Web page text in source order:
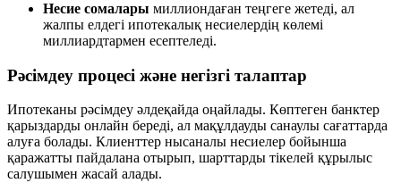
Несие сомалары миллиондаған теңгеге жетеді, ал
жалпы елдегі ипотекалық несиелердің көлемі
миллиардтармен есептеледі.
Рәсімдеу процесі және негізгі талаптар
Ипотеканы рәсімдеу әлдеқайда оңайлады. Көптеген банктер
қарыздарды онлайн береді, ал мақұлдауды санаулы сағаттарда
алуға болады. Клиенттер нысаналы несиелер бойынша
қаражатты пайдалана отырып, шарттарды тікелей құрылыс
салушымен жасай алады.